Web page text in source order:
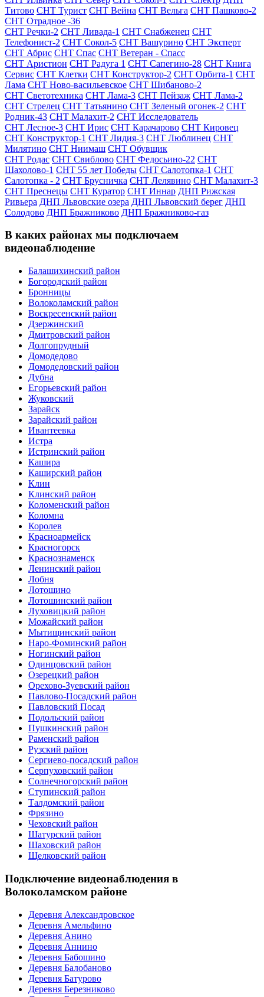
Титово СНТ Турист СНТ Вейна СНТ Вельга СНТ Пашково-2
СНТ Отрадное -36
СНТ Речки-2 СНТ Ливада-1 СНТ Снабженец СНТ
Телефонист-2 СНТ Сокол-5 СНТ Вашурино СНТ Эксперт
СНТ Абрис СНТ Спас СНТ Ветеран - Спасс
СНТ Аристион СНТ Радуга 1 СНТ Сапегино-28 СНТ Книга
Сервис СНТ Клетки СНТ Конструктор-2 СНТ Орбита-1 СНТ
Лама СНТ Ново-васильевское СНТ Шибаново-2
СНТ Светотехника СНТ Лама-3 СНТ Пейзаж СНТ Лама-2
СНТ Стрелец СНТ Татьянино СНТ Зеленый огонек-2 СНТ
Родник-43 СНТ Малахит-2 СНТ Исследователь
СНТ Лесное-3 СНТ Ирис СНТ Карачарово СНТ Кировец
СНТ Конструктор-1 СНТ Лидия-3 СНТ Люблинец СНТ
Милятино СНТ Ниимаш СНТ Обувщик
СНТ Родас СНТ Свиблово СНТ Федосьино-22 СНТ
Шахолово-1 СНТ 55 лет Победы СНТ Салотопка-1 СНТ
Салотопка - 2 СНТ Брусничка СНТ Лелявино СНТ Малахит-3
СНТ Преснецы СНТ Куратор СНТ Иннар ДНП Рижская
Ривьера ДНП Львовские озера ДНП Львовский берег ДНП
Солодово ДНП Бражниково ДНП Бражниково-газ
В каких районах мы подключаем
видеонаблюдение
Балашихинский район
Богородский район
Бронницы
Волоколамский район
Воскресенский район
Дзержинский
Дмитровский район
Долгопрудный
Домодедово
Домодедовский район
Дубна
Егорьевский район
Жуковский
Зарайск
Зарайский район
Ивантеевка
Истра
Истринский район
Кашира
Каширский район
Клин
Клинский район
Коломенский район
Коломна
Королев
Красноармейск
Красногорск
Краснознаменск
Ленинский район
Лобня
Лотошино
Лотошинский район
Луховицкий район
Можайский район
Мытищинский район
Наро-Фоминский район
Ногинский район
Одинцовский район
Озерецкий район
Орехово-Зуевский район
Павлово-Посадский район
Павловский Посад
Подольский район
Пушкинский район
Раменский район
Рузский район
Сергиево-посадский район
Серпуховский район
Солнечногорский район
Ступинский район
Талдомский район
Фрязино
Чеховский район
Шатурский район
Шаховский район
Щелковский район
Подключение видеонаблюдения в
Волоколамском районе
Деревня Александровское
Деревня Амельфино
Деревня Анино
Деревня Аннино
Деревня Бабошино
Деревня Балобаново
Деревня Батурово
Деревня Березниково